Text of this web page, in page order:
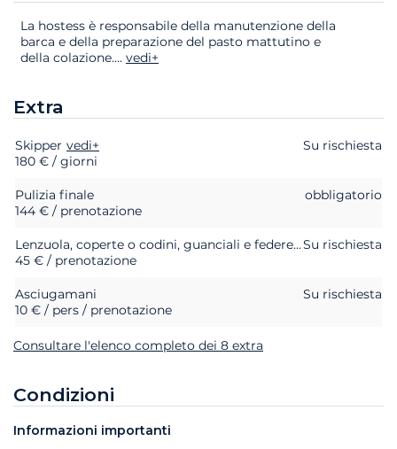
La hostess è responsabile della manutenzione della
barca e della preparazione del pasto mattutino e
della colazione.... vedi+
Extra
Extra Stato Prezzo
Skipper vedi+
Su rischiesta
180 € / giorni
Pulizia finale
obbligatorio
144 € / prenotazione
Lenzuola, coperte o codini, guanciali e federe di guancialiSu rischiesta
45 € / prenotazione
Asciugamani
Su rischiesta
10 € / pers / prenotazione
Consultare l'elenco completo dei 8 extra
Condizioni
Informazioni importanti